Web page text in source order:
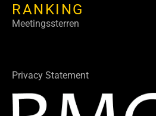
RANKING
Meetingssterren
Privacy Statement